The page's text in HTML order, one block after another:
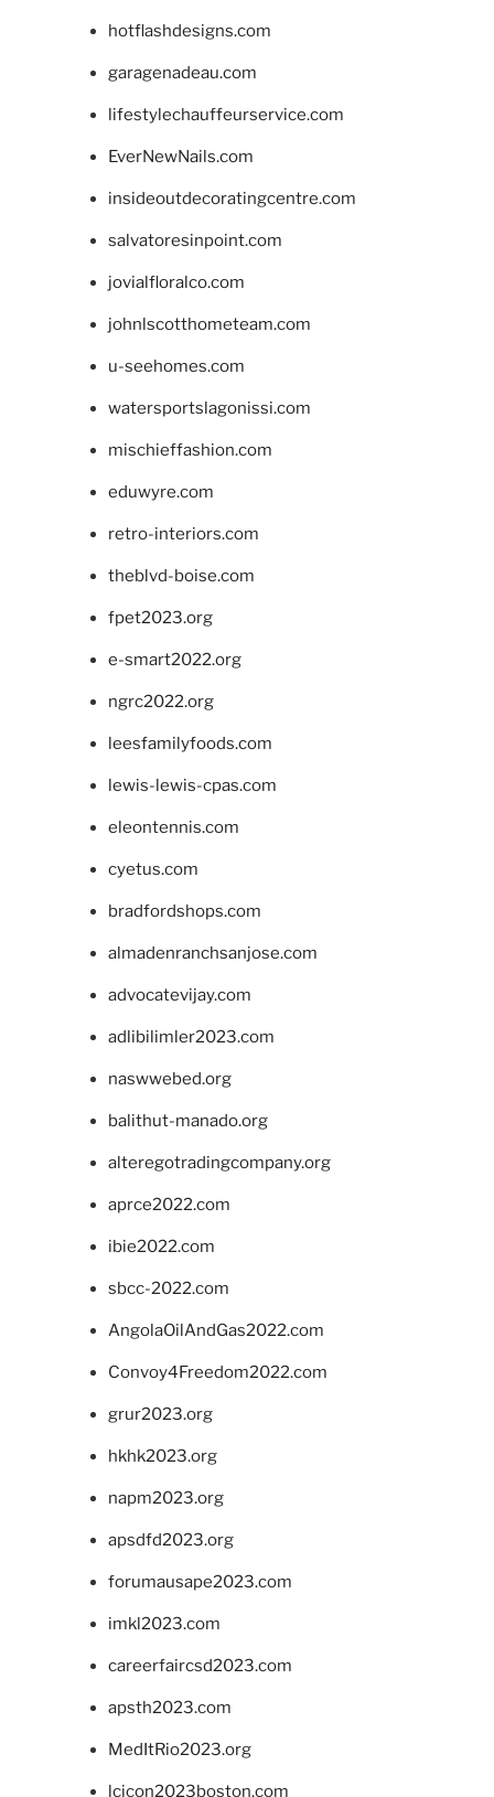
hotflashdesigns.com
garagenadeau.com
lifestylechauffeurservice.com
EverNewNails.com
insideoutdecoratingcentre.com
salvatoresinpoint.com
jovialfloralco.com
johnlscotthometeam.com
u-seehomes.com
watersportslagonissi.com
mischieffashion.com
eduwyre.com
retro-interiors.com
theblvd-boise.com
fpet2023.org
e-smart2022.org
ngrc2022.org
leesfamilyfoods.com
lewis-lewis-cpas.com
eleontennis.com
cyetus.com
bradfordshops.com
almadenranchsanjose.com
advocatevijay.com
adlibilimler2023.com
naswwebed.org
balithut-manado.org
alteregotradingcompany.org
aprce2022.com
ibie2022.com
sbcc-2022.com
AngolaOilAndGas2022.com
Convoy4Freedom2022.com
grur2023.org
hkhk2023.org
napm2023.org
apsdfd2023.org
forumausape2023.com
imkl2023.com
careerfaircsd2023.com
apsth2023.com
MedItRio2023.org
lcicon2023boston.com